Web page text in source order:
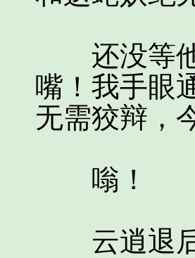
还没等他
嘴！我手眼
无需狡辩，
嗡！
云逍退后